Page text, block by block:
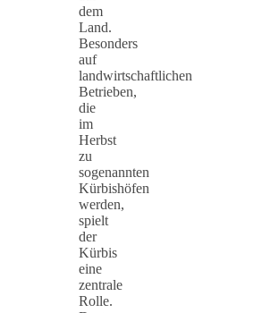
dem
Land.
Besonders
auf
landwirtschaftlichen
Betrieben,
die
im
Herbst
zu
sogenannten
Kürbishöfen
werden,
spielt
der
Kürbis
eine
zentrale
Rolle.